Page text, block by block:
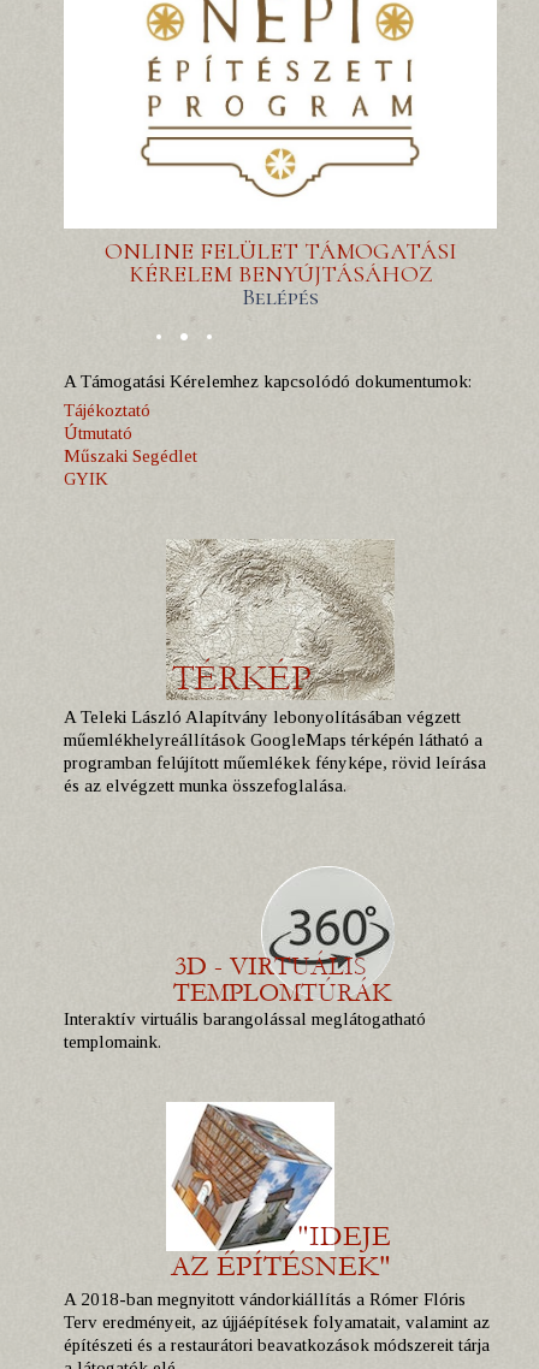
ONLINE FELÜLET TÁMOGATÁSI
KÉRELEM BENYÚJTÁSÁHOZ
Belépés
A Támogatási Kérelemhez kapcsolódó dokumentumok:
Tájékoztató
Útmutató
Műszaki Segédlet
GYIK
A Teleki László Alapítvány lebonyolításában végzett
műemlékhelyreállítások GoogleMaps térképén látható a
programban felújított műemlékek fényképe, rövid leírása
és az elvégzett munka összefoglalása.
Interaktív virtuális barangolással meglátogatható
templomaink.
A 2018-ban megnyitott vándorkiállítás a Rómer Flóris
Terv eredményeit, az újjáépítések folyamatait, valamint az
építészeti és a restaurátori beavatkozások módszereit tárja